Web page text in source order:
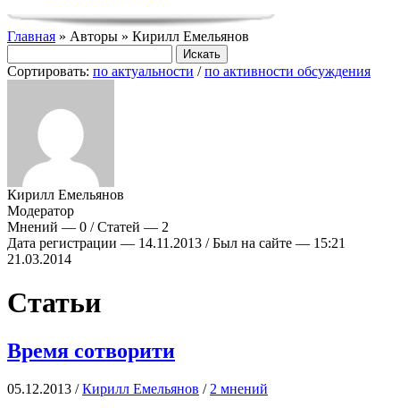
Главная » Авторы » Кирилл Емельянов
Сортировать: по актуальности /по активности обсуждения
Кирилл Емельянов
Модератор
Мнений — 0 / Статей — 2
Дата регистрации — 14.11.2013 / Был на сайте — 15:21
21.03.2014
Статьи
Время сотворити
05.12.2013 /Кирилл Емельянов / 2 мнений